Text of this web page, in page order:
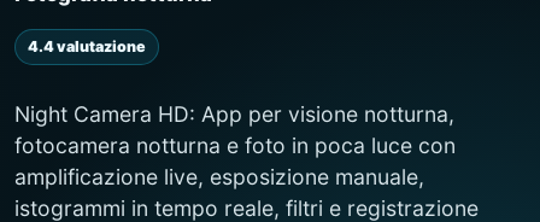
4.4 valutazione
Night Camera HD: App per visione notturna,
fotocamera notturna e foto in poca luce con
amplificazione live, esposizione manuale,
istogrammi in tempo reale, filtri e registrazione